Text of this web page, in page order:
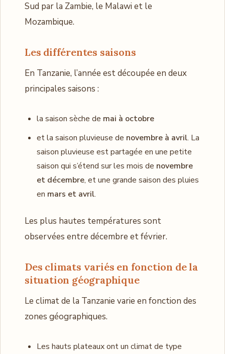
Sud par la Zambie, le Malawi et le
Mozambique.
Les différentes saisons
En Tanzanie, l’année est découpée en deux
principales saisons :
la saison sèche de mai à octobre
et la saison pluvieuse de novembre à avril. La
saison pluvieuse est partagée en une petite
saison qui s’étend sur les mois de novembre
et décembre, et une grande saison des pluies
en mars et avril.
Les plus hautes températures sont
observées entre décembre et février.
Des climats variés en fonction de la
situation géographique
Le climat de la Tanzanie varie en fonction des
zones géographiques.
Les hauts plateaux ont un climat de type